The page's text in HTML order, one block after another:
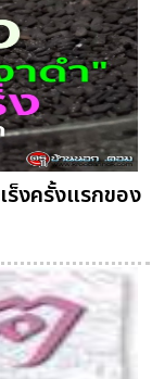
ร็งครั้งแรกของ